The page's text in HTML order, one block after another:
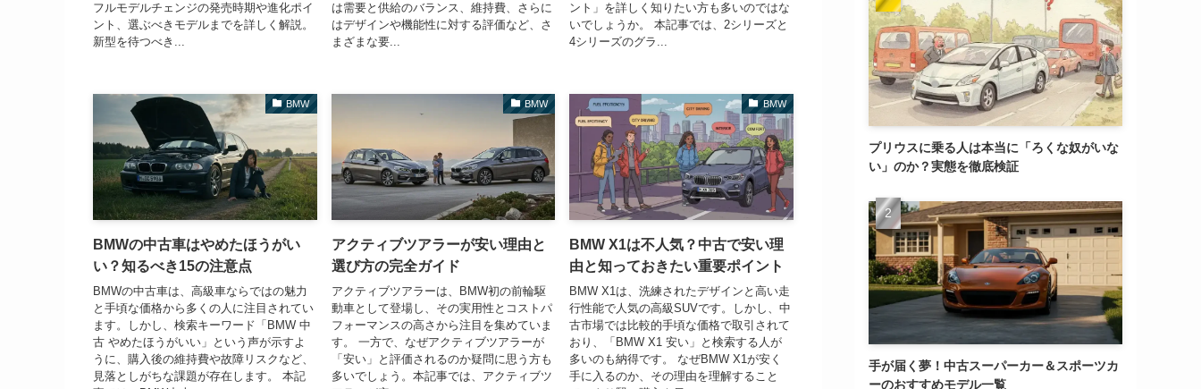
フルモデルチェンジの発売時期や進化ポイ
ント、選ぶべきモデルまでを詳しく解説。
新型を待つべき...
は需要と供給のバランス、維持費、さらに
はデザインや機能性に対する評価など、さ
まざまな要...
ント」を詳しく知りたい方も多いのではな
いでしょうか。 本記事では、2シリーズと
4シリーズのグラ...
BMW
BMWの中古車はやめたほうがい
い？知るべき15の注意点
BMWの中古車は、高級車ならではの魅力
と手頃な価格から多くの人に注目されてい
ます。しかし、検索キーワード「BMW 中
古 やめたほうがいい」という声が示すよ
うに、購入後の維持費や故障リスクなど、
見落としがちな課題が存在します。 本記
BMW
アクティブツアラーが安い理由と
選び方の完全ガイド
アクティブツアラーは、BMW初の前輪駆
動車として登場し、その実用性とコストパ
フォーマンスの高さから注目を集めていま
す。 一方で、なぜアクティブツアラーが
「安い」と評価されるのか疑問に思う方も
多いでしょう。本記事では、アクティブツ
BMW
BMW X1は不人気？中古で安い理
由と知っておきたい重要ポイント
BMW X1は、洗練されたデザインと高い走
行性能で人気の高級SUVです。しかし、中
古市場では比較的手頃な価格で取引されて
おり、「BMW X1 安い」と検索する人が
多いのも納得です。 なぜBMW X1が安く
手に入るのか、その理由を理解すること
プリウスに乗る人は本当に「ろくな奴がいな
い」のか？実態を徹底検証
手が届く夢！中古スーパーカー＆スポーツカ
ーのおすすめモデル一覧